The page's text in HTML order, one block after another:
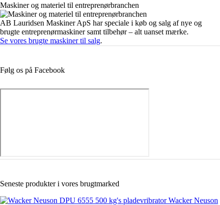
Maskiner og materiel til entreprenørbranchen
AB Lauridsen Maskiner ApS har speciale i køb og salg af nye og
brugte entreprenørmaskiner samt tilbehør – alt uanset mærke.
Se vores brugte maskiner til salg.
Følg os på Facebook
Seneste produkter i vores brugtmarked
Wacker Neuson